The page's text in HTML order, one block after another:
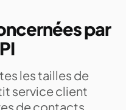
par
les tailles de
service client
de contacts